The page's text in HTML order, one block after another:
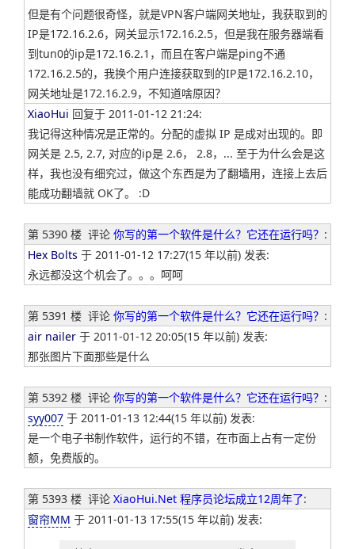
但是有个问题很奇怪，就是VPN客户端网关地址，我获取到的
IP是172.16.2.6，网关显示172.16.2.5，但是我在服务器端看
到tun0的ip是172.16.2.1，而且在客户端是ping不通
172.16.2.5的，我换个用户连接获取到的IP是172.16.2.10，
网关地址是172.16.2.9，不知道啥原因？
XiaoHui 回复于 2011-01-12 21:24:
我记得这种情况是正常的。分配的虚拟 IP 是成对出现的。即
网关是 2.5, 2.7, 对应的ip是 2.6， 2.8，... 至于为什么会是这
样，我也没有细究过，做这个东西是为了翻墙用，连接上去后
能成功翻墙就 OK了。 :D
第 5390 楼 评论 你写的第一个软件是什么？它还在运行吗？ :
Hex Bolts 于 2011-01-12 17:27(15 年以前) 发表:
永远都没这个机会了。。。呵呵
第 5391 楼 评论 你写的第一个软件是什么？它还在运行吗？ :
air nailer 于 2011-01-12 20:05(15 年以前) 发表:
那张图片下面那些是什么
第 5392 楼 评论 你写的第一个软件是什么？它还在运行吗？ :
syy007 于 2011-01-13 12:44(15 年以前) 发表:
是一个电子书制作软件，运行的不错，在市面上占有一定份
额，免费版的。
第 5393 楼 评论 XiaoHui.Net 程序员论坛成立12周年了:
窗帘MM 于 2011-01-13 17:55(15 年以前) 发表: